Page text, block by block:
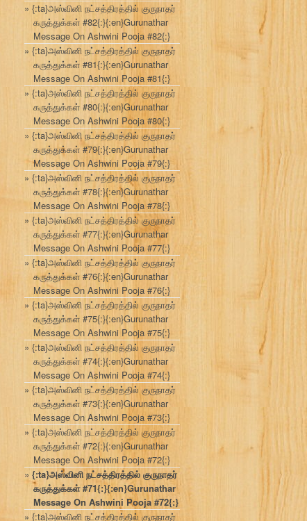
{:ta}அஸ்வினி நட்சத்திரத்தில் குருநாதர்
கருத்துக்கள் #82{:}{:en}Gurunathar
Message On Ashwini Pooja #82{:}
{:ta}அஸ்வினி நட்சத்திரத்தில் குருநாதர்
கருத்துக்கள் #81{:}{:en}Gurunathar
Message On Ashwini Pooja #81{:}
{:ta}அஸ்வினி நட்சத்திரத்தில் குருநாதர்
கருத்துக்கள் #80{:}{:en}Gurunathar
Message On Ashwini Pooja #80{:}
{:ta}அஸ்வினி நட்சத்திரத்தில் குருநாதர்
கருத்துக்கள் #79{:}{:en}Gurunathar
Message On Ashwini Pooja #79{:}
{:ta}அஸ்வினி நட்சத்திரத்தில் குருநாதர்
கருத்துக்கள் #78{:}{:en}Gurunathar
Message On Ashwini Pooja #78{:}
{:ta}அஸ்வினி நட்சத்திரத்தில் குருநாதர்
கருத்துக்கள் #77{:}{:en}Gurunathar
Message On Ashwini Pooja #77{:}
{:ta}அஸ்வினி நட்சத்திரத்தில் குருநாதர்
கருத்துக்கள் #76{:}{:en}Gurunathar
Message On Ashwini Pooja #76{:}
{:ta}அஸ்வினி நட்சத்திரத்தில் குருநாதர்
கருத்துக்கள் #75{:}{:en}Gurunathar
Message On Ashwini Pooja #75{:}
{:ta}அஸ்வினி நட்சத்திரத்தில் குருநாதர்
கருத்துக்கள் #74{:}{:en}Gurunathar
Message On Ashwini Pooja #74{:}
{:ta}அஸ்வினி நட்சத்திரத்தில் குருநாதர்
கருத்துக்கள் #73{:}{:en}Gurunathar
Message On Ashwini Pooja #73{:}
{:ta}அஸ்வினி நட்சத்திரத்தில் குருநாதர்
கருத்துக்கள் #72{:}{:en}Gurunathar
Message On Ashwini Pooja #72{:}
{:ta}அஸ்வினி நட்சத்திரத்தில் குருநாதர்
கருத்துக்கள் #71{:}{:en}Gurunathar
Message On Ashwini Pooja #72{:}
{:ta}அஸ்வினி நட்சத்திரத்தில் குருநாதர்